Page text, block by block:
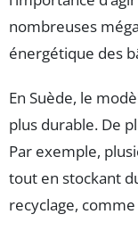
nombreuses
énergétique des
En Suède, le
plus durable. De
Par exemple,
tout en stockant
recyclage,